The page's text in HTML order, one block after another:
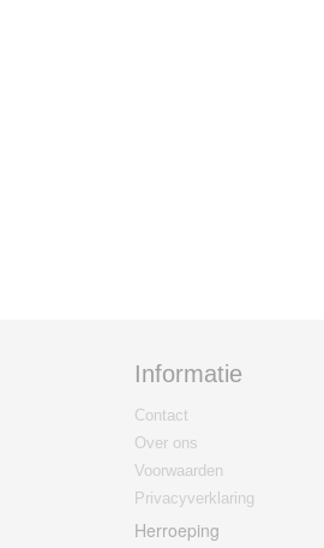
Informatie
Contact
Over ons
Voorwaarden
Privacyverklaring
Herroeping